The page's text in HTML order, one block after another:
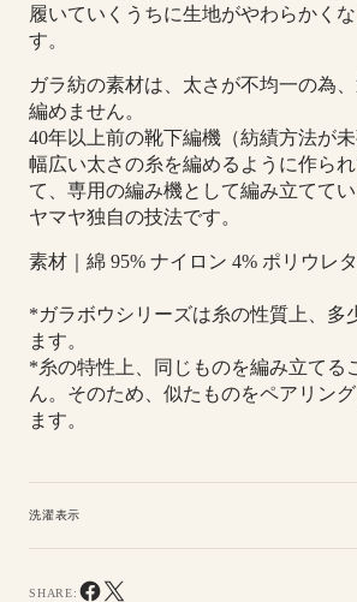
ォ
ー
マ
ー
履いていくうちに生地がやわらかく
す。
ガラ紡の素材は、太さが不均一の為
編めません。
40年以上前の靴下編機（紡績方法が未
幅広い太さの糸を編めるように作ら
て、専用の編み機として編み立ててい
ヤマヤ独自の技法です。
素材｜綿 95% ナイロン 4% ポリウレ
*ガラボウシリーズは糸の性質上、多
ます。
*糸の特性上、同じものを編み立てる
ん。そのため、似たものをペアリン
ます。
洗濯表示
SHARE: